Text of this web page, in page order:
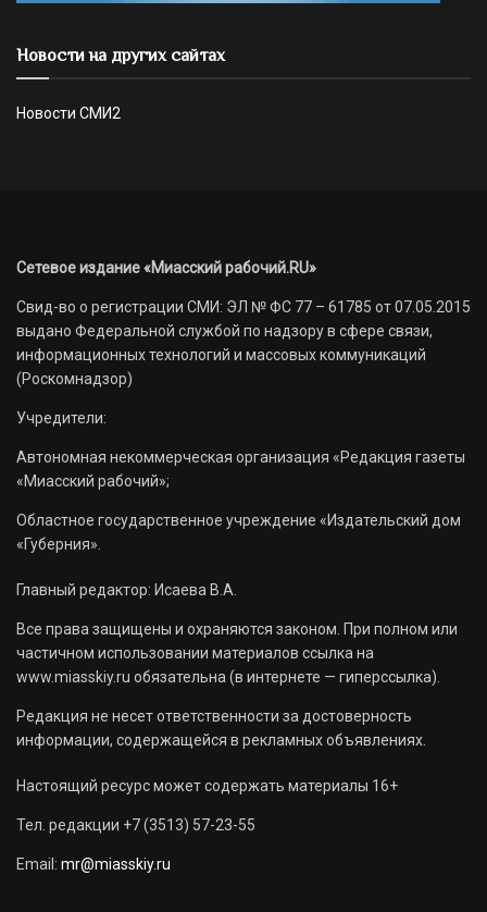
Новости на других сайтах
Новости СМИ2
Сетевое издание «Миасский рабочий.RU»
Свид-во о регистрации СМИ: ЭЛ № ФС 77 – 61785 от 07.05.2015
выдано Федеральной службой по надзору в сфере связи,
информационных технологий и массовых коммуникаций
(Роскомнадзор)
Учредители:
Автономная некоммерческая организация «Редакция газеты
«Миасский рабочий»;
Областное государственное учреждение «Издательский дом
«Губерния».
Главный редактор: Исаева В.А.
Все права защищены и охраняются законом. При полном или
частичном использовании материалов ссылка на
www.miasskiy.ru обязательна (в интернете — гиперссылка).
Редакция не несет ответственности за достоверность
информации, содержащейся в рекламных объявлениях.
Настоящий ресурс может содержать материалы 16+
Тел. редакции +7 (3513) 57-23-55
Email: mr@miasskiy.ru